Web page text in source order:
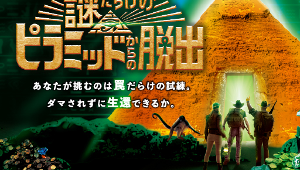
思惑。
は、
愛する町を守りぬくことはできるのか……!?
ナ警察』を舞台にした壮大なSF警察物語が、今始ま